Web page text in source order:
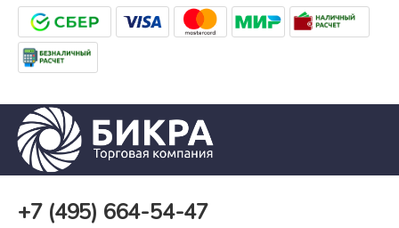
+7 (495) 664-54-47